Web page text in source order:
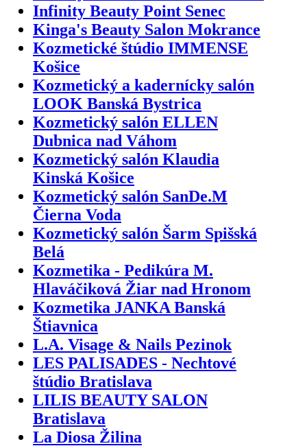
Infinity Beauty Point Senec
Kinga's Beauty Salon Mokrance
Kozmetické štúdio IMMENSE
Košice
Kozmetický a kadernícky salón
LOOK Banská Bystrica
Kozmetický salón ELLEN
Dubnica nad Váhom
Kozmetický salón Klaudia
Kinská Košice
Kozmetický salón SanDe.M
Čierna Voda
Kozmetický salón Šarm Spišská
Belá
Kozmetika - Pedikúra M.
Hlaváčiková Žiar nad Hronom
Kozmetika JANKA Banská
Štiavnica
L.A. Visage & Nails Pezinok
LES PALISADES - Nechtové
štúdio Bratislava
LILIS BEAUTY SALON
Bratislava
La Diosa Žilina